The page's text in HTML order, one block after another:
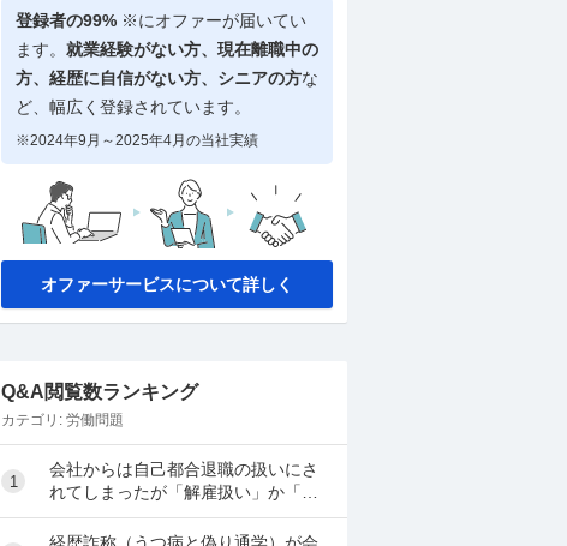
登録者の99% ※にオファーが届いてい
ます。 就業経験がない方、現在離職中の
方、 経歴に自信がない方、シニアの方な
ど、幅広く登録されています。
※2024年9月～2025年4月の当社実績
オファーサービスについて詳しく
Q&A閲覧数ランキング
カテゴリ: 労働問題
1
会社からは自己都合退職の扱いにさ
れてしまったが「解雇扱い」か「特
定理由離職者」に労基やハローワー
クに数字を具体的な法律による根拠